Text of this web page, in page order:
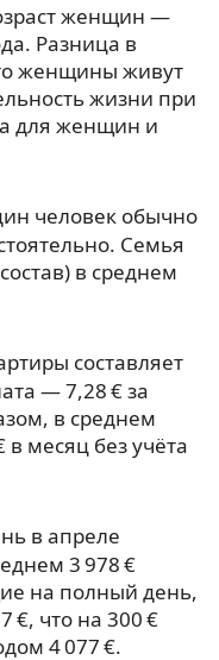
женщин —
Разница в
женщины живут
жизни при
для женщин и
человек обычно
Семья
в среднем
составляет
— 7,28 € за
в среднем
в месяц без учёта
в апреле
3 978 €
на полный день,
€, что на 300 €
4 077 €.